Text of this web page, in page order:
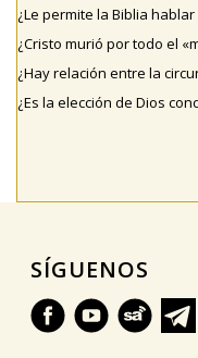
¿Le permite la Biblia
¿Cristo murió por todo el
¿Hay relación entre la
¿Es la elección de Dios
SÍGUENOS